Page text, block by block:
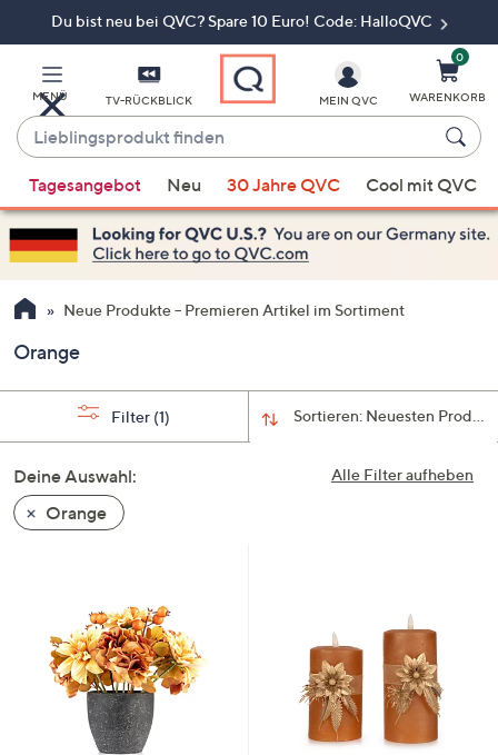
Du bist neu bei QVC? Spare 10 Euro! Code: HalloQVC
MENÜ TV-RÜCKBLICK
Lieblingsprodukt
finden
Vorschläge
verfügbar
sind,
verwenden
Sie
Pfeiltasten
nach
und
nach
unten
oder
Geräten
nach
MEIN QVC
0
WARENKORB
Tagesangebot Neu 30 Jahre QVC Cool mit QVC
Neue Produkte – Premieren Artikel im Sortiment
Orange
Sortieren: Neuesten
Filter (1)
Alle Filter aufheben
Deine Auswahl:
Orange